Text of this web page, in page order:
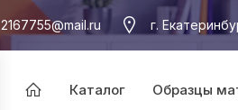
2167755@mail.ru г.
Каталог Образцы